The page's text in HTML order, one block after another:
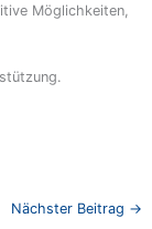
Möglichkeiten,
Nächster Beitrag →